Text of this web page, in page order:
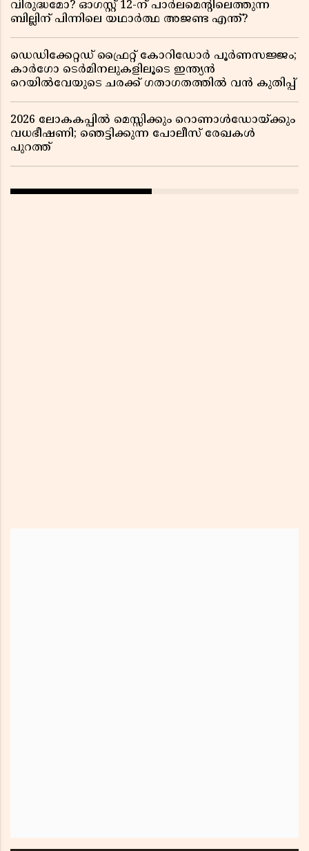
വിരുദ്ധമോ? ഓഗസ്റ്റ് 12-ന് പാർലമെന്റിലെത്തുന്ന
ബില്ലിന് പിന്നിലെ യഥാർത്ഥ അജണ്ട എന്ത്?
ഡെഡിക്കേറ്റഡ് ഫ്രൈറ്റ് കോറിഡോർ പൂർണസജ്ജം;
കാർഗോ ടെർമിനലുകളിലൂടെ ഇന്ത്യൻ
റെയിൽവേയുടെ ചരക്ക് ഗതാഗതത്തിൽ വൻ കുതിപ്പ്
2026 ലോകകപ്പിൽ മെസ്സിക്കും റൊണാൾഡോയ്ക്കും
വധഭീഷണി; ഞെട്ടിക്കുന്ന പോലീസ് രേഖകൾ
പുറത്ത്